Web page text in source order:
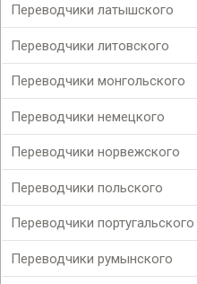
Переводчики латышского
Переводчики литовского
Переводчики монгольского
Переводчики немецкого
Переводчики норвежского
Переводчики польского
Переводчики португальского
Переводчики румынского